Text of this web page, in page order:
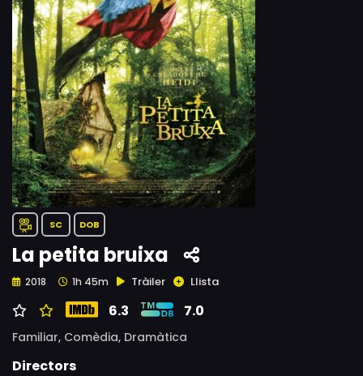
SC DOB
La petita bruixa
2018 1h 45m Tràiler Llista
6.3 7.0
Familiar, Comèdia, Dramàtica
Directors